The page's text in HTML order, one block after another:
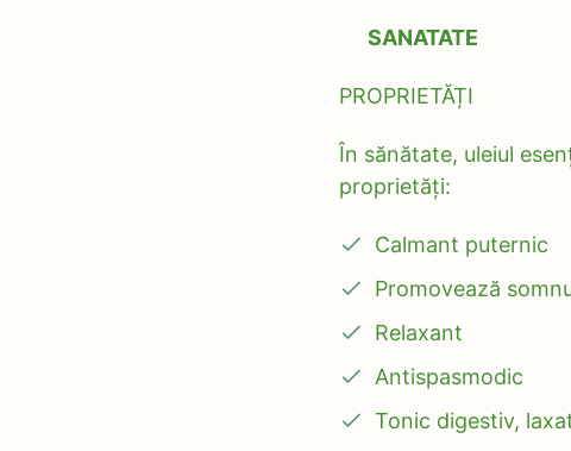
SANATATE
PROPRIETĂȚI
În sănătate, uleiul
proprietăți:
Calmant puternic
Promovează
Relaxant
Antispasmodic
Tonic digestiv,